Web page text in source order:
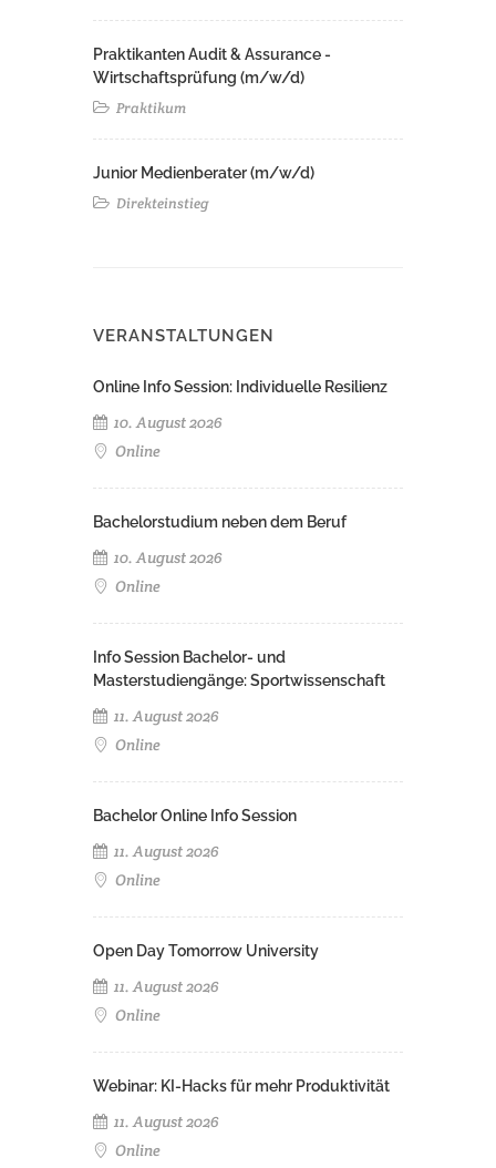
Praktikanten Audit & Assurance -
Wirtschaftsprüfung (m/w/d)
Praktikum
Junior Medienberater (m/w/d)
Direkteinstieg
VERANSTALTUNGEN
Online Info Session: Individuelle Resilienz
10. August 2026
Online
Bachelorstudium neben dem Beruf
10. August 2026
Online
Info Session Bachelor- und
Masterstudiengänge: Sportwissenschaft
11. August 2026
Online
Bachelor Online Info Session
11. August 2026
Online
Open Day Tomorrow University
11. August 2026
Online
Webinar: KI-Hacks für mehr Produktivität
11. August 2026
Online